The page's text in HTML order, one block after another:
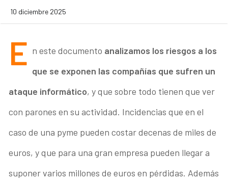
10 diciembre 2025
E n este documento analizamos los riesgos a los
que se exponen las compañías que sufren un
ataque informático, y que sobre todo tienen que ver
con parones en su actividad. Incidencias que en el
caso de una pyme pueden costar decenas de miles de
euros, y que para una gran empresa pueden llegar a
suponer varios millones de euros en pérdidas. Además